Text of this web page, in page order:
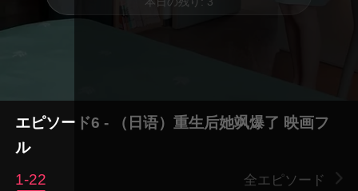
エピソード6 - （日语）重生后她飒爆了 映画フ
ル
1-22
全エピソード